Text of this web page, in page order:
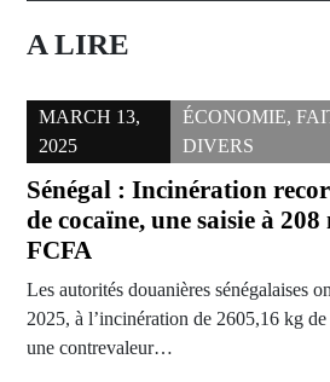
A LIRE
MARCH 13,
2025
ÉCONOMIE,
DIVERS
Sénégal : Incinération
de cocaïne, une saisie à
FCFA
Les autorités douanières sénégalaises
2025, à l’incinération de 2605,16 kg
une contrevaleur…